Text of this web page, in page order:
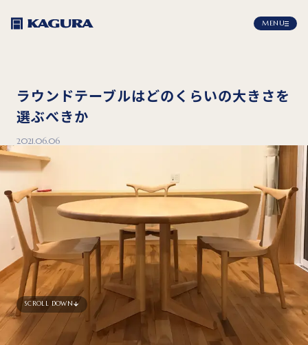
MENU
ラウンドテーブルはどのくらいの大きさを
選ぶべきか
2021.06.06
SCROLL DOWN